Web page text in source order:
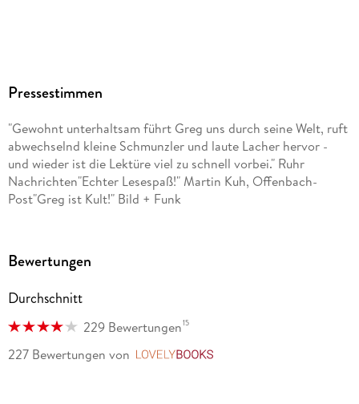
Herstelleradresse
produktsicherheit@bastei-luebbe.de
Pressestimmen
"Gewohnt unterhaltsam führt Greg uns durch seine Welt, ruft
abwechselnd kleine Schmunzler und laute Lacher hervor -
und wieder ist die Lektüre viel zu schnell vorbei." Ruhr
Nachrichten"Echter Lesespaß!" Martin Kuh, Offenbach-
Post"Greg ist Kult!" Bild + Funk
Bewertungen
Durchschnitt
229 Bewertungen15
227 Bewertungen von